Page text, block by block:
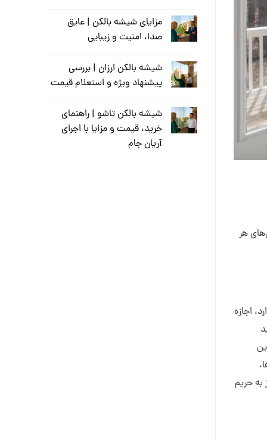
هر
اجازه
به حریم
مزایای شیشه بالکن | عایق
صدا، امنیت و زیبایی
شیشه بالکن ارزان | بررسی
پیشنهاد ویژه و استعلام قیمت
شیشه بالکن تاشو | راهنمای
خرید، قیمت و مزایا با اجرای
آریان جام